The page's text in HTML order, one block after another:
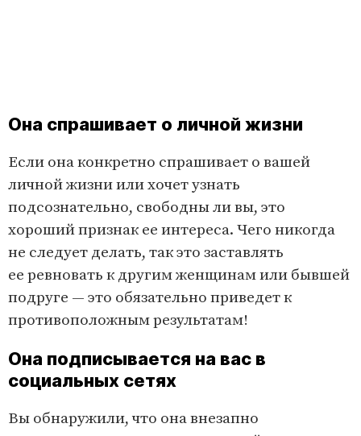
Она спрашивает о личной жизни
Если она конкретно спрашивает о вашей
личной жизни или хочет узнать
подсознательно, свободны ли вы, это
хороший признак ее интереса. Чего никогда
не следует делать, так это заставлять
ее ревновать к другим женщинам или бывшей
подруге — это обязательно приведет к
противоположным результатам!
Она подписывается на вас в
социальных сетях
Вы обнаружили, что она внезапно